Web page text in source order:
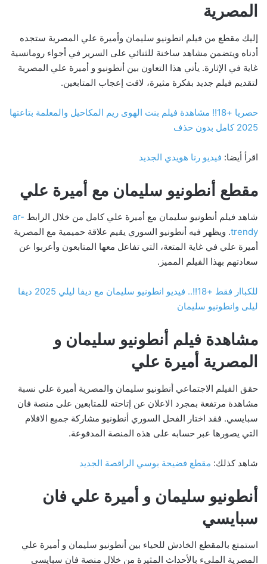
المصرية
إليك مقطع من فيلم انطونيو سليمان وأميرة علي المصرية ستجده
أدناه ويتضمن مشاهد ساخنة للثنائي على السرير في أجواء رومانسية
غاية في الإثارة. يأتي هذا التعاون بين أنطونيو و أميرة علي المصرية
لتقديم فيلم جديد بفكرة مثيرة، لاقت إعجاب المتابعين.
حصريا +18!! مشاهدة فيلم بنت الهوى ريم المكاحيل والمعلمة بتاعتها
2025 كامل بدون حذف
اقرأ أيضا: فيديو رنا هويدي الجديد
مقطع أنطونيو سليمان مع أميرة علي
شاهد فيلم أنطونيو سليمان مع أميرة علي كامل من خلال الرابط ar-
trendy. ويظهر فيه أنطونيو السوري يقيم علاقة حميمية مع المصرية
أميرة علي في غاية المتعة، التي تفاعل معها المتابعون وأعربوا عن
سعادتهم بهذا الفيلم المميز.
للكباار فقط +18!!.. فيديو انطونيو سليمان مع ديفا ليلي 2025 ديفا
ليلى وانطونيو سليمان
مشاهدة فيلم أنطونيو سليمان و
المصرية أميرة علي
حقق الفيلم الاجتماعي أنطونيو سليمان والمصرية أميرة علي نسبة
مشاهدة مرتفعة بمجرد الاعلان عن إتاحته للمتابعين على منصة فان
سبايسي. فقد اختار الفحل السوري أنطونيو مشاركة جميع الافلام
التي يصورها عبر حسابه على هذه المنصة المدفوعة.
شاهد كذلك: مقطع فضيحة بوسي الراقصة الجديد
أنطونيو سليمان و أميرة علي فان
سبايسي
استمتع بالمقطع الخادش للحياء بين أنطونيو سليمان و أميرة علي
المصرية المليء بالأحداث المثيرة من خلال منصة فان سبايسي